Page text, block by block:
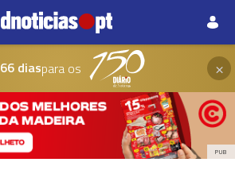
66 diaspara os ×
PUB